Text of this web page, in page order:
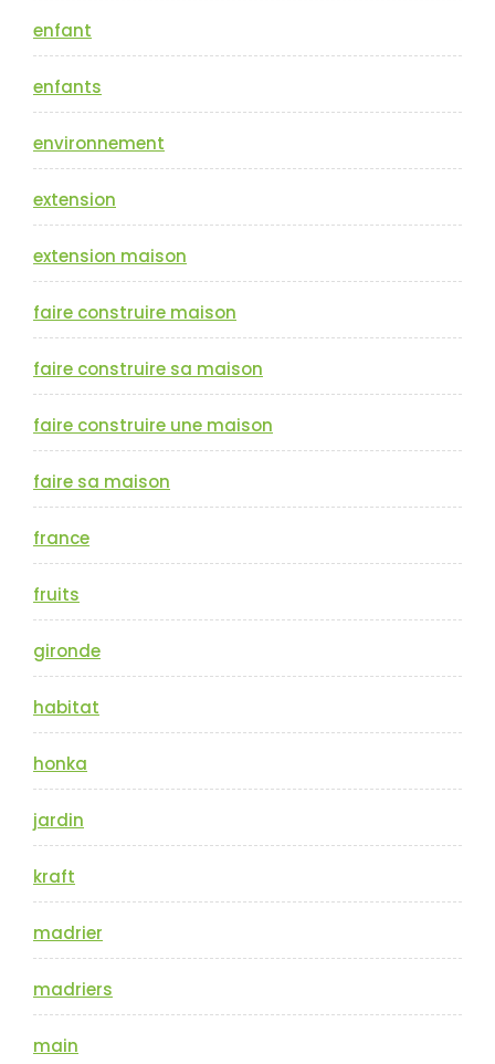
enfant
enfants
environnement
extension
extension maison
faire construire maison
faire construire sa maison
faire construire une maison
faire sa maison
france
fruits
gironde
habitat
honka
jardin
kraft
madrier
madriers
main